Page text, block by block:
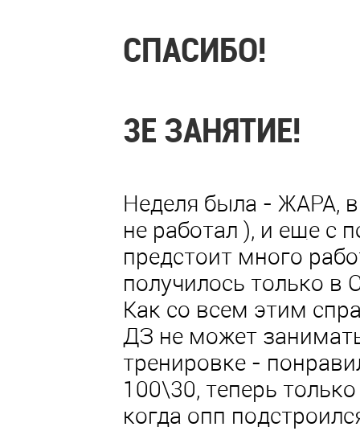
СПАСИБО!
3Е ЗАНЯТИЕ!
Неделя была - ЖАРА,
не работал ), и еще с
предстоит много
получилось только
Как со всем этим
ДЗ не может
тренировке -
100\30, теперь
когда опп